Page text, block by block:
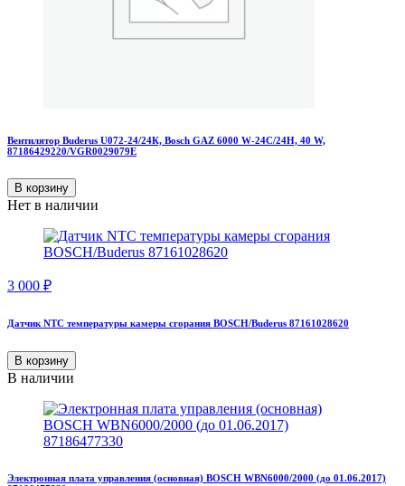
Вентилятор Buderus U072-24/24К, Bosch GAZ 6000 W-24C/24H, 40 W,
87186429220/VGR0029079Е
В корзину
Нет в наличии
3 000 ₽
Датчик NTC температуры камеры сгорания BOSCH/Buderus 87161028620
В корзину
В наличии
Электронная плата управления (основная) BOSCH WBN6000/2000 (до 01.06.2017)